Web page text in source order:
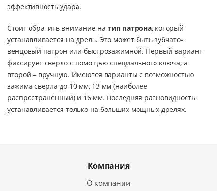
эффективность удара.
Стоит обратить внимание на тип патрона, который
устанавливается на дрель. Это может быть зубчато-
венцовый патрон или быстрозажимной. Первый вариант
фиксирует сверло с помощью специального ключа, а
второй – вручную. Имеются варианты с возможностью
зажима сверла до 10 мм, 13 мм (наиболее
распространённый) и 16 мм. Последняя разновидность
устанавливается только на больших мощных дрелях.
Компания
О компании